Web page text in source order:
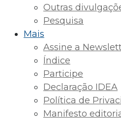
Outras
Pesquisa
Mais
Assine a
Índice
Participe
Declaração IDEA
Política de
Manifesto